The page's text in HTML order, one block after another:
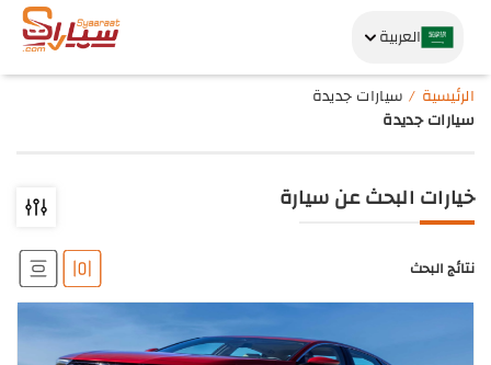
العربية
الرئيسية
سيارات جديدة
سيارات جديدة
خيارات البحث عن سيارة
نتائج البحث